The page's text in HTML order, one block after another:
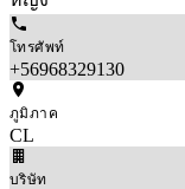
โทรศัพท์
+56968329130
ภูมิภาค
CL
บริษัท